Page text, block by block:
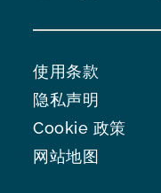
使用条款
隐私声明
Cookie 政策
网站地图